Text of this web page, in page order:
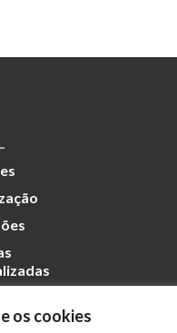
os cookies